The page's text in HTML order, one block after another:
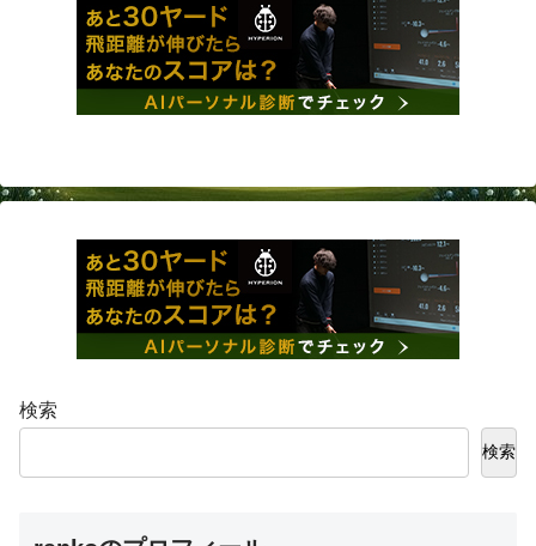
検索
検索